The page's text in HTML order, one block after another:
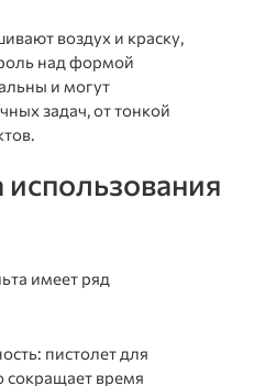
воздух и краску,
над формой
и могут
задач, от тонкой
имеет ряд
пистолет для
сокращает время